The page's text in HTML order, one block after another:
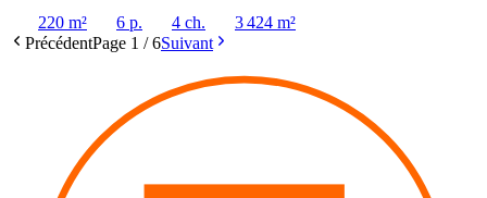
220 m²
6 p. 4 ch.
3 424 m²
PrécédentPage 1 /6Suivant